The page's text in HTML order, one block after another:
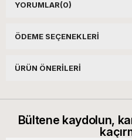
YORUMLAR(0)
ÖDEME SEÇENEKLERI
ÜRÜN ÖNERILERI
Bültene kaydolun,